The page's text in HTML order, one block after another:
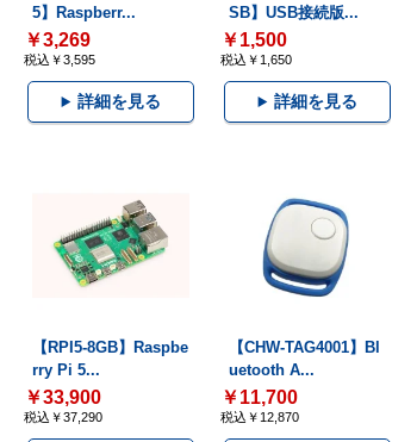
5】Raspberr...
￥3,269
税込￥3,595
詳細を見る
SB】USB接続版...
￥1,500
税込￥1,650
詳細を見る
【RPI5-8GB】Raspbe
rry Pi 5...
￥33,900
税込￥37,290
【CHW-TAG4001】Bl
uetooth A...
￥11,700
税込￥12,870